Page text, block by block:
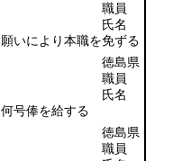
職員
氏名
願いにより本職を免ずる
徳島県
職員
氏名
何号俸を給する
徳島県
職員